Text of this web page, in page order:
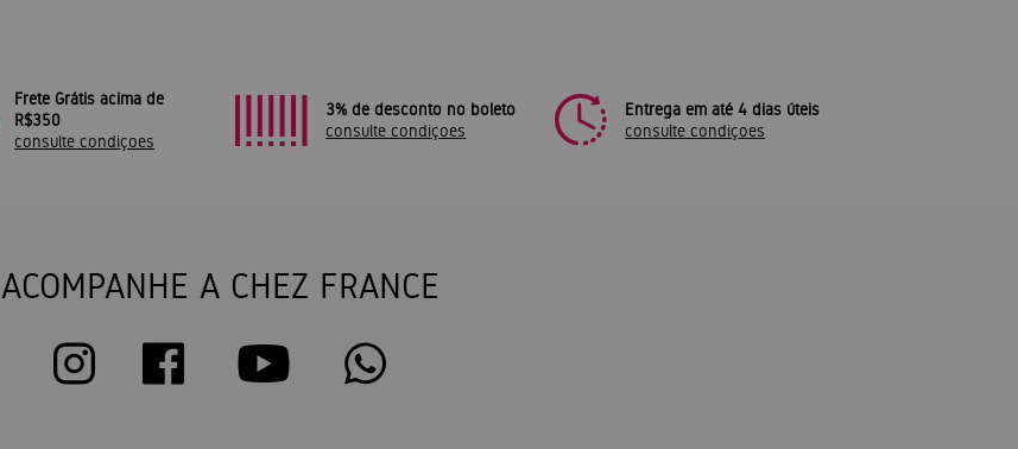
Frete Grátis acima de
R$350
consulte condiçoes
3% de desconto no boleto
consulte condiçoes
Entrega em até 4 dias úteis
consulte condiçoes
ACOMPANHE A CHEZ FRANCE